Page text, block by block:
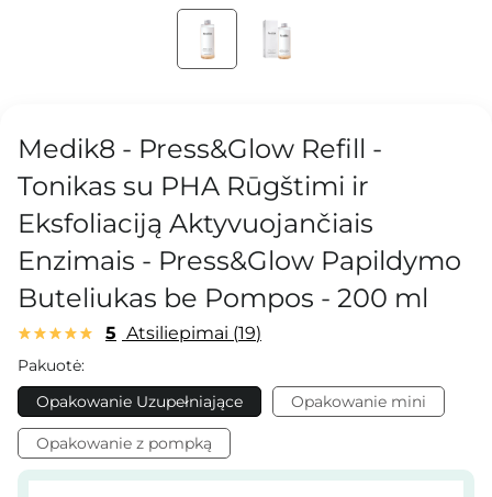
Medik8 - Press&Glow Refill -
Tonikas su PHA Rūgštimi ir
Eksfoliaciją Aktyvuojančiais
Enzimais - Press&Glow Papildymo
Buteliukas be Pompos - 200 ml
5 Atsiliepimai 19
Pakuotė:
Opakowanie Uzupełniające
Opakowanie mini
Opakowanie z pompką